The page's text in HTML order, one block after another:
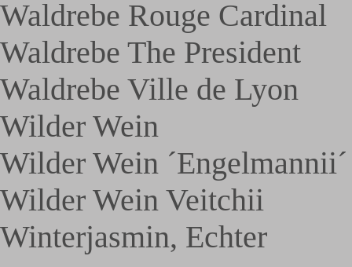
Waldrebe Rouge Cardinal
Waldrebe The President
Waldrebe Ville de Lyon
Wilder Wein
Wilder Wein ´Engelmannii´
Wilder Wein Veitchii
Winterjasmin, Echter